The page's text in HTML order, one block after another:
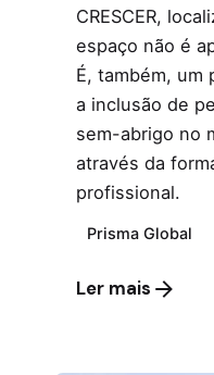
CRESCER,
espaço não é
É, também, um
a inclusão de
sem-abrigo no
através da
profissional.
Prisma Global
Ler mais